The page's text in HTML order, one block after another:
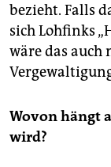
bezieht. Falls
sich Lohfinks
wäre das auch
Wovon hängt
wird?